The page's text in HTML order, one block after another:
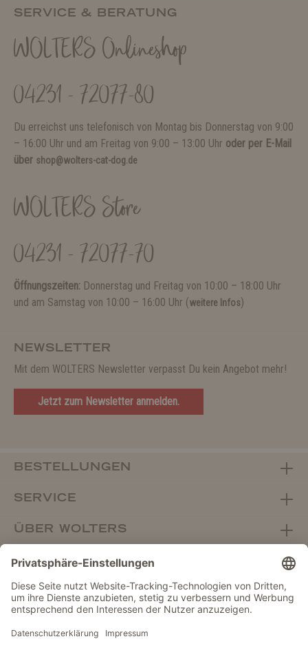
SERVICE & BERATUNG
WOLTERS Onlineshop
04231 - 72077-80
Du erreichst uns telefonisch von Montag bis Donnerstag von 9:00
– 16:00 Uhr und am Freitag von 9:00 – 13:00 Uhr oder per E-Mail
über shop@wolters-cat-dog.de
WOLTERS Store
04231 - 72077-70
Öffnungszeiten: Donnerstag und Freitag von 10:00 – 18:00 Uhr
und am Samstag von 10:00 – 16:00 Uhr (weitere Infos)
NEWSLETTER
Mit dem WOLTERS Newsletter verpasst Du kein Angebot mehr!
Jetzt zum Newsletter anmelden.
BESTELLUNGEN
SERVICE
ÜBER WOLTERS
FACHHANDEL
Vertrag widerrufen